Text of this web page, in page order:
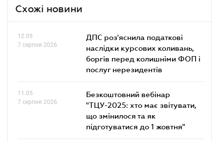
Схожі новини
12.09
7 серпня 2026
ДПС роз'яснила податкові
наслідки курсових коливань,
боргів перед колишніми ФОП і
послуг нерезидентів
11.05
7 серпня 2026
Безкоштовний вебінар
"ТЦУ-2025: хто має звітувати,
що змінилося та як
підготуватися до 1 жовтня"